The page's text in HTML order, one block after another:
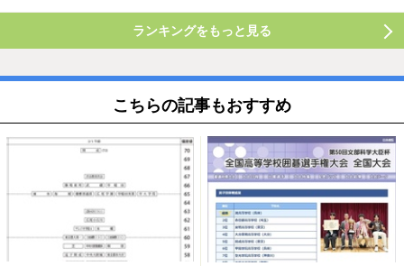
ランキングをもっと見る
こちらの記事もおすすめ